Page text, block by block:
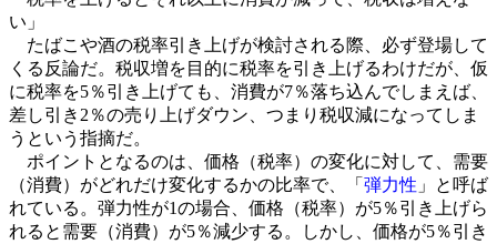
い」
たばこや酒の税率引き上げが検討される際、必ず登場して
くる反論だ。税収増を目的に税率を引き上げるわけだが、仮
に税率を5％引き上げても、消費が7％落ち込んでしまえば、
差し引き2％の売り上げダウン、つまり税収減になってしま
うという指摘だ。
ポイントとなるのは、価格（税率）の変化に対して、需要
（消費）がどれだけ変化するかの比率で、「 弾力性 」と呼ば
れている。弾力性が1の場合、価格（税率）が5％引き上げら
れると需要（消費）が5％減少する。しかし、価格が5％引き